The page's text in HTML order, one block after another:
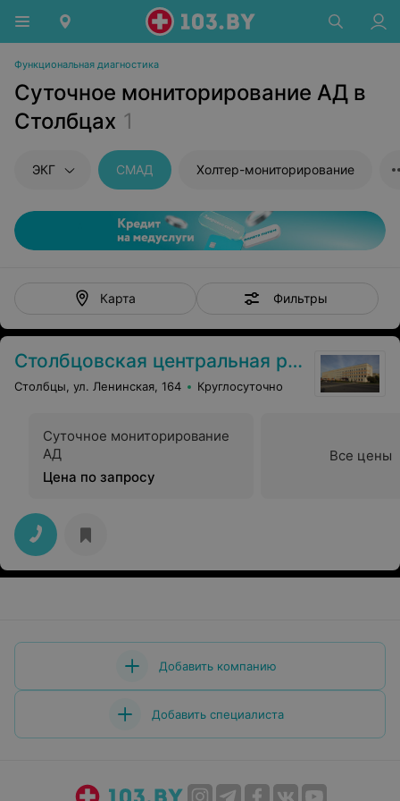
Функциональная диагностика
Суточное мониторирование АД в
Столбцах 1
ЭКГ СМАД Холтер-мониторирование
Карта Фильтры
Столбцовская центральная районная больница
Столбцы, ул. Ленинская, 164 Круглосуточно
Суточное мониторирование
АД
Цена по запросу
Все цены
Добавить компанию
Добавить специалиста